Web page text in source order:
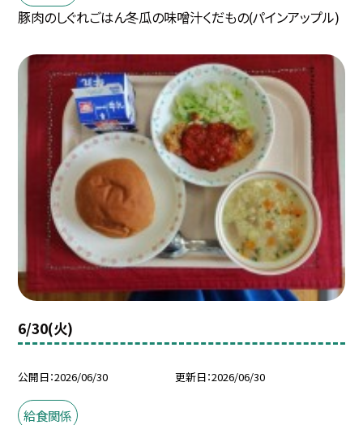
豚肉のしぐれごはん冬瓜の味噌汁くだもの(パインアップル)
6/30(火)
公開日 2026/06/30 更新日 2026/06/30
給食関係